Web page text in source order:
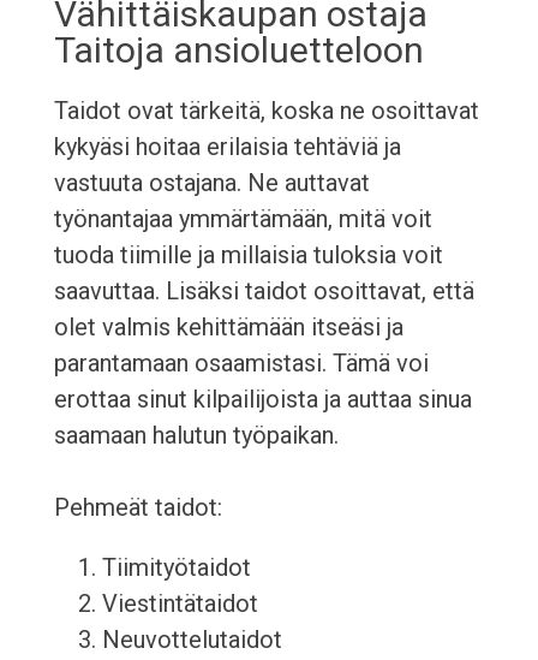
Vähittäiskaupan ostaja
Taitoja ansioluetteloon
Taidot ovat tärkeitä, koska ne osoittavat
kykyäsi hoitaa erilaisia tehtäviä ja
vastuuta ostajana. Ne auttavat
työnantajaa ymmärtämään, mitä voit
tuoda tiimille ja millaisia tuloksia voit
saavuttaa. Lisäksi taidot osoittavat, että
olet valmis kehittämään itseäsi ja
parantamaan osaamistasi. Tämä voi
erottaa sinut kilpailijoista ja auttaa sinua
saamaan halutun työpaikan.
Pehmeät taidot:
Tiimityötaidot
Viestintätaidot
Neuvottelutaidot